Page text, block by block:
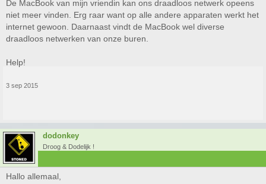
De MacBook van mijn vriendin kan ons draadloos netwerk opeens
niet meer vinden. Erg raar want op alle andere apparaten werkt het
internet gewoon. Daarnaast vindt de MacBook wel diverse
draadloos netwerken van onze buren.
Help!
3 sep 2015
dodonkey
Droog & Dodelijk !
Hallo allemaal,